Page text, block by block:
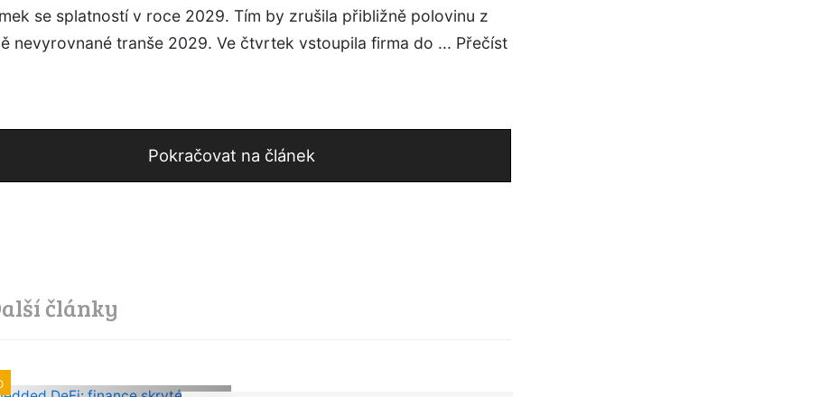
se splatností v roce 2029. Tím by zrušila přibližně polovinu z
nevyrovnané tranše 2029. Ve čtvrtek vstoupila firma do ... Přečíst
Pokračovat na článek
články